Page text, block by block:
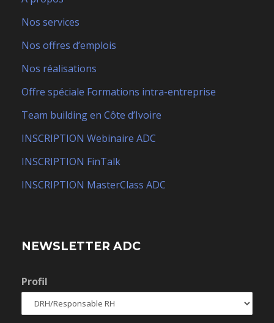
Nos services
Nos offres d’emplois
Nos réalisations
Offre spéciale Formations intra-entreprise
Team building en Côte d’Ivoire
INSCRIPTION Webinaire ADC
INSCRIPTION FinTalk
INSCRIPTION MasterClass ADC
NEWSLETTER ADC
Profil